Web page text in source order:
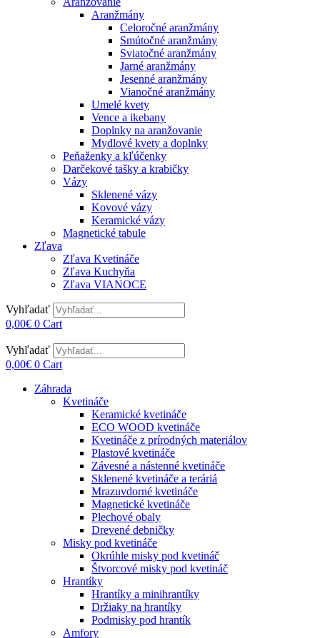
Aranžmány
Celoročné aranžmány
Smútočné aranžmány
Sviatočné aranžmány
Jarné aranžmány
Jesenné aranžmány
Vianočné aranžmány
Umelé kvety
Vence a ikebany
Doplnky na aranžovanie
Mydlové kvety a doplnky
Peňaženky a kľúčenky
Darčekové tašky a krabičky
Vázy
Sklenené vázy
Kovové vázy
Keramické vázy
Magnetické tabule
Zľava
Zľava Kvetináče
Zľava Kuchyňa
Zľava VIANOCE
Vyhľadať
0,00€ 0 Cart
Vyhľadať
0,00€ 0 Cart
Záhrada
Kvetináče
Keramické kvetináče
ECO WOOD kvetináče
Kvetináče z prírodných materiálov
Plastové kvetináče
Závesné a nástenné kvetináče
Sklenené kvetináče a teráriá
Mrazuvdorné kvetináče
Magnetické kvetináče
Plechové obaly
Drevené debničky
Misky pod kvetináče
Okrúhle misky pod kvetináč
Štvorcové misky pod kvetináč
Hrantíky
Hrantíky a minihrantíky
Držiaky na hrantíky
Podmisky pod hrantík
Amfory